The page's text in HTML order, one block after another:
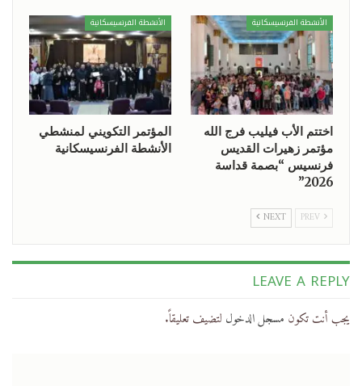
الأنشطة الفرنسيسكانية
اختتم الأب فيليب فرج الله
مؤتمر زهيرات القديس
فرنسيس “بصمة قداسة
2026”
الأنشطة الفرنسيسكانية
المؤتمر التكويني لمنشطي
الأنشطة الفرنسيسكانية
NEXT
LEAVE A REPLY
يجب أنت تكون مسجل الدخول لتضيف تعليقاً.